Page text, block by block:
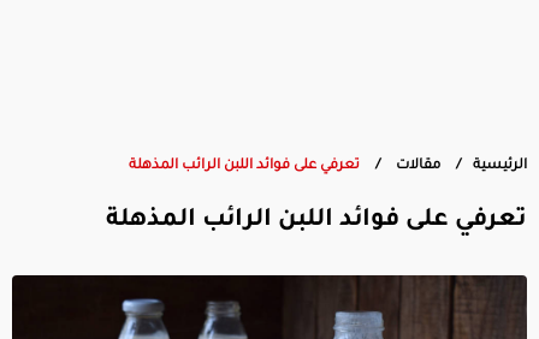
ديكور الرئيسية مقالات تعرفي على فوائد اللبن الرائب المذهلة
تعرفي على فوائد اللبن الرائب المذهلة